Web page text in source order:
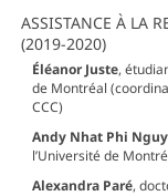
ASSISTANCE À LA
(2019-2020)
Éléanor Juste,
de Montréal
CCC)
Andy Nhat Phi
l’Université de
Alexandra Paré,